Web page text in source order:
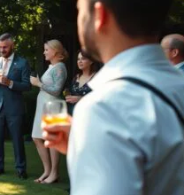
Dein
Portal